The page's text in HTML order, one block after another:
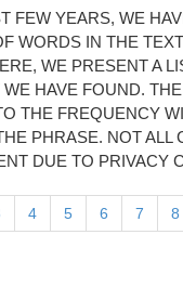
FEW YEARS, WE
WORDS IN THE
WE PRESENT A
WE HAVE FOUND.
THE FREQUENCY
PHRASE. NOT ALL
DUE TO PRIVACY
4 5 6 7 8